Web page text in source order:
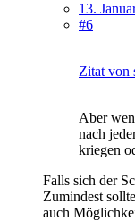
13.
#6
Zitat von
Aber
nach
kriegen
Falls sich der
Zumindest
auch